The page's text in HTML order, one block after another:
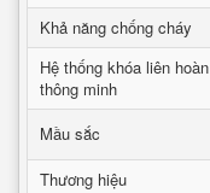
Khả năng chống cháy
Hệ thống khóa liên hoàn
thông minh
Mầu sắc
Thương hiệu